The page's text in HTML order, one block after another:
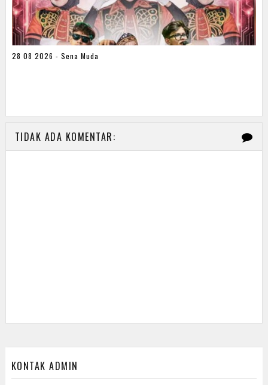
28 08 2026 - Sena Muda
TIDAK ADA KOMENTAR:
KONTAK ADMIN